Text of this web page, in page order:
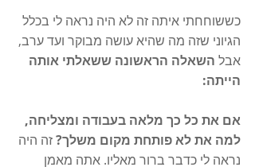
כששוחחתי איתה זה לא היה נראה לי בכלל
הגיוני שזה מה שהיא עושה מבוקר ועד ערב,
אבל השאלה הראשונה ששאלתי אותה
הייתה:
אם את כל כך מלאה בעבודה ומצליחה,
למה את לא פותחת מקום משלך? זה היה
נראה לי כדבר ברור מאליו. אתה מאמן